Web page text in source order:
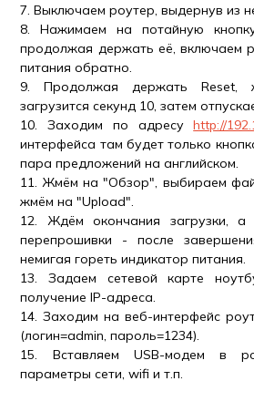
7. Выключаем роутер, выдернув из
8. Нажимаем на потайную
продолжая держать её, включаем
питания обратно.
9. Продолжая держать Reset,
загрузится секунд 10, затем
10. Заходим по адресуhttp://
интерфейса там будет только
пара предложений на английском.
11. Жмём на "Обзор", выбираем
жмём на "Upload".
12. Ждём окончания загрузки, а
перепрошивки - после
немигая гореть индикатор питания.
13. Задаем сетевой карте
получение IP-адреса.
14. Заходим на веб-интерфейс
(логин=admin, пароль=1234).
15. Вставляем USB-модем в
параметры сети, wifi и т.п.